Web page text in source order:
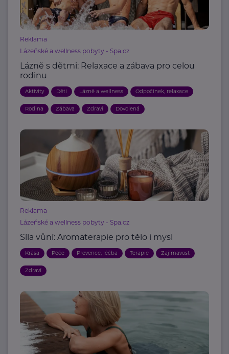
Reklama
Lázeňské a wellness pobyty - Spa.cz
Lázně s dětmi: Relaxace a zábava pro celou
rodinu
Aktivity Děti Lázně a wellness Odpočinek, relaxace
Rodina Zábava Zdraví Dovolená
Reklama
Lázeňské a wellness pobyty - Spa.cz
Síla vůní: Aromaterapie pro tělo i mysl
Krása Péče Prevence, léčba Terapie Zajímavost
Zdraví